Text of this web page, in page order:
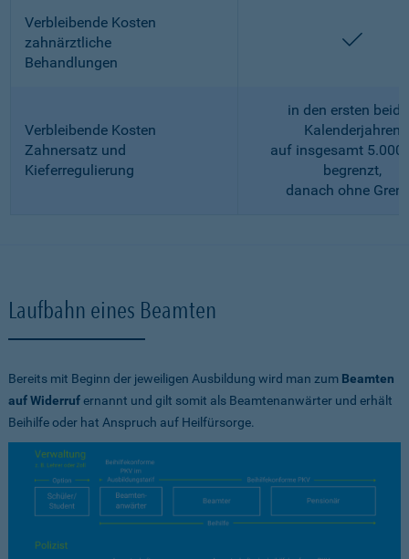
Verbleibende Kosten
zahnärztliche
Behandlungen
Verbleibende Kosten
Zahnersatz und
Kieferregulierung
in den ersten
Kalenderjahren
auf insgesamt 5.000
begrenzt,
danach ohne
Laufbahn eines Beamten
Bereits mit Beginn der jeweiligen Ausbildung wird man zum Beamten
auf Widerrufernannt und gilt somit als Beamtenanwärter und erhält
Beihilfe oder hat Anspruch auf Heilfürsorge.